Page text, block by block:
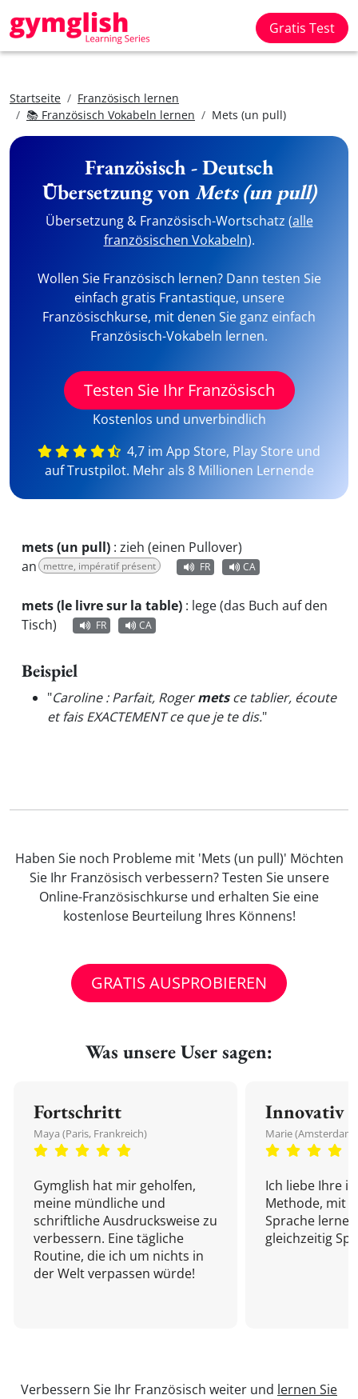
Gratis Test
Startseite
Französisch lernen
📚 Französisch Vokabeln lernen
Mets (un pull)
Französisch - Deutsch
Übersetzung vonMets (un pull)
Übersetzung & Französisch-Wortschatz (alle
französischen Vokabeln).
Wollen Sie Französisch lernen? Dann testen Sie
einfach gratis Frantastique, unsere
Französischkurse, mit denen Sie ganz einfach
Französisch-Vokabeln lernen.
Testen Sie Ihr Französisch
Kostenlos und unverbindlich
4,7 im App Store, Play Store und
auf Trustpilot. Mehr als 8 Millionen Lernende
mets (un pull) : zieh (einen Pullover)
an mettre, impératif présent FR CA
mets (le livre sur la table) : lege (das Buch auf den
Tisch)
FR CA
Beispiel
"Caroline : Parfait, Rogermetsce tablier, écoute
et fais EXACTEMENT ce que je te dis."
Haben Sie noch Probleme mit 'Mets (un pull)' Möchten
Sie Ihr Französisch verbessern? Testen Sie unsere
Online-Französischkurse und erhalten Sie eine
kostenlose Beurteilung Ihres Könnens!
GRATIS AUSPROBIEREN
Was unsere User sagen:
Fortschritt
Maya (Paris, Frankreich)
Gymglish hat mir geholfen,
meine mündliche und
schriftliche Ausdrucksweise zu
verbessern. Eine tägliche
Routine, die ich um nichts in
der Welt verpassen würde!
Innovativ
Marie
Ich liebe Ihre
Methode, mit
Sprache
gleichzeitig
Verbessern Sie Ihr Französisch weiter und lernen Sie